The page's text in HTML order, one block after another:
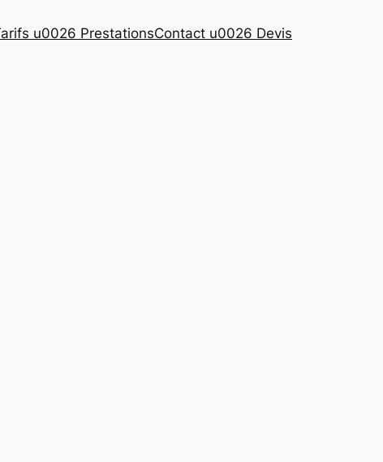
u0026 PrestationsContact u0026 Devis